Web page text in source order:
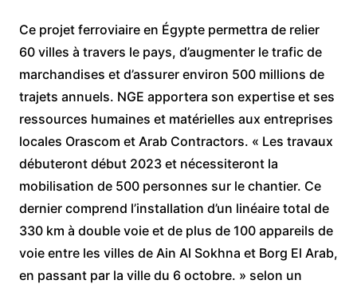
Ce projet ferroviaire en Égypte permettra de relier
60 villes à travers le pays, d’augmenter le trafic de
marchandises et d’assurer environ 500 millions de
trajets annuels. NGE apportera son expertise et ses
ressources humaines et matérielles aux entreprises
locales Orascom et Arab Contractors. « Les travaux
débuteront début 2023 et nécessiteront la
mobilisation de 500 personnes sur le chantier. Ce
dernier comprend l’installation d’un linéaire total de
330 km à double voie et de plus de 100 appareils de
voie entre les villes de Ain Al Sokhna et Borg El Arab,
en passant par la ville du 6 octobre. » selon un